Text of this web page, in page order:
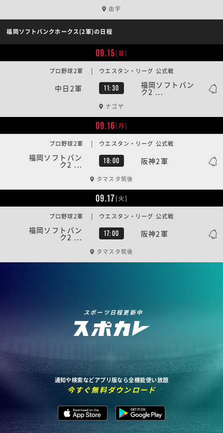
由宇
福岡ソフトバンクホークス(2軍)の日程
09.15[日]
中日2軍 11:30 福岡ソフトバン
ク2 ...
プロ野球2軍 | ウエスタン・リーグ 公式戦
ナゴヤ
09.16[月]
福岡ソフトバン
ク2 ... 18:00 阪神2軍
プロ野球2軍 | ウエスタン・リーグ 公式戦
タマスタ筑後
09.17[火]
福岡ソフトバン
ク2 ... 17:00 阪神2軍
プロ野球2軍 | ウエスタン・リーグ 公式戦
タマスタ筑後
スポーツ日程更新中
通知や検索などアプリ版なら全機能使い放題
今すぐ無料ダウンロード